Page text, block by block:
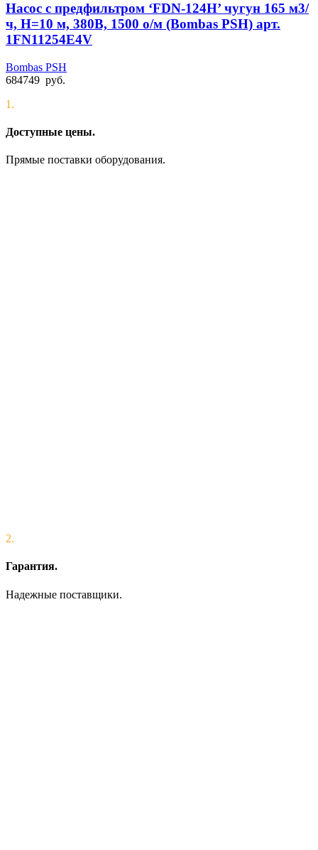
Насос с предфильтром ‘FDN-124H’ чугун 165 м3/
ч, Н=10 м, 380В, 1500 о/м (Bombas PSH) арт.
1FN11254E4V
Bombas PSH
684749 руб.
1.
Доступные цены.
Прямые поставки оборудования.
2.
Гарантия.
Надежные поставщики.